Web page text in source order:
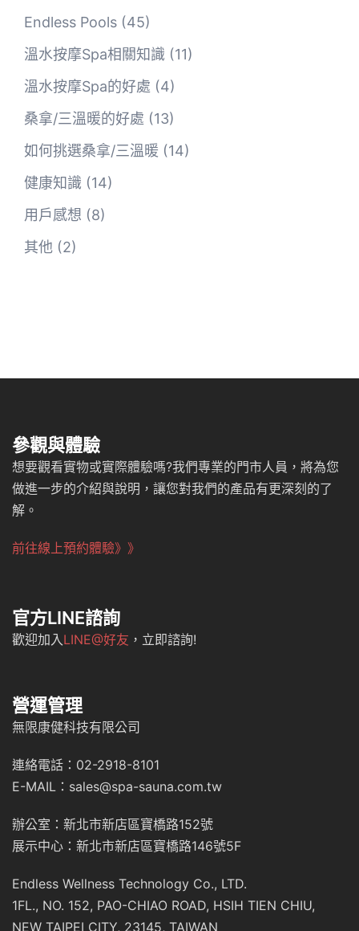
Endless Pools (45)
溫水按摩Spa相關知識 (11)
溫水按摩Spa的好處 (4)
桑拿/三溫暖的好處 (13)
如何挑選桑拿/三溫暖 (14)
健康知識 (14)
用戶感想 (8)
其他 (2)
參觀與體驗
想要觀看實物或實際體驗嗎?我們專業的門市人員，將為您
做進一步的介紹與說明，讓您對我們的產品有更深刻的了
解。
前往線上預約體驗》》
官方LINE諮詢
歡迎加入LINE@好友 ，立即諮詢!
營運管理
無限康健科技有限公司
連絡電話：02-2918-8101
E-MAIL：sales@spa-sauna.com.tw
辦公室：新北市新店區寶橋路152號
展示中心：新北市新店區寶橋路146號5F
Endless Wellness Technology Co., LTD.
1FL., NO. 152, PAO-CHIAO ROAD, HSIH TIEN CHIU,
NEW TAIPEI CITY, 23145, TAIWAN